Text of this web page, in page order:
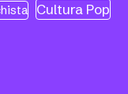
Cultura Pop